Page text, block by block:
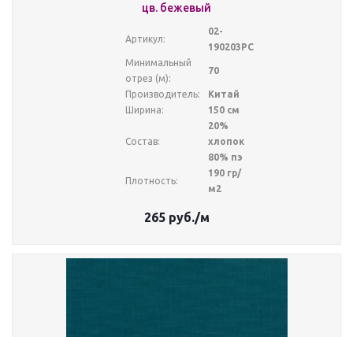
цв. бежевый
Артикул:
02-
190203РС
Минимальный
отрез (м):
70
Производитель:
Китай
Ширина:
150 см
Состав:
20%
хлопок
80% пэ
Плотность:
190 гр/
м2
265руб./м